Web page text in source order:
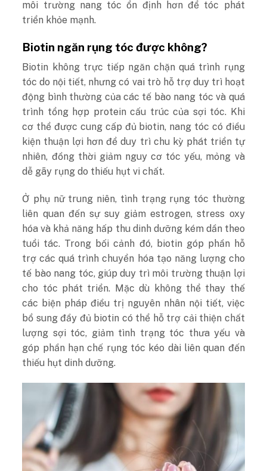
môi trường nang tóc ổn định hơn để tóc phát
triển khỏe mạnh.
Biotin ngăn rụng tóc được không?
Biotin không trực tiếp ngăn chặn quá trình rụng
tóc do nội tiết, nhưng có vai trò hỗ trợ duy trì hoạt
động bình thường của các tế bào nang tóc và quá
trình tổng hợp protein cấu trúc của sợi tóc. Khi
cơ thể được cung cấp đủ biotin, nang tóc có điều
kiện thuận lợi hơn để duy trì chu kỳ phát triển tự
nhiên, đồng thời giảm nguy cơ tóc yếu, mỏng và
dễ gãy rụng do thiếu hụt vi chất.
Ở phụ nữ trung niên, tình trạng rụng tóc thường
liên quan đến sự suy giảm estrogen, stress oxy
hóa và khả năng hấp thu dinh dưỡng kém dần theo
tuổi tác. Trong bối cảnh đó, biotin góp phần hỗ
trợ các quá trình chuyển hóa tạo năng lượng cho
tế bào nang tóc, giúp duy trì môi trường thuận lợi
cho tóc phát triển. Mặc dù không thể thay thế
các biện pháp điều trị nguyên nhân nội tiết, việc
bổ sung đầy đủ biotin có thể hỗ trợ cải thiện chất
lượng sợi tóc, giảm tình trạng tóc thưa yếu và
góp phần hạn chế rụng tóc kéo dài liên quan đến
thiếu hụt dinh dưỡng.